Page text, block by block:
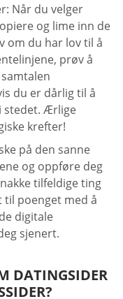
Når du velger
og lime inn de
om du har lov til å
prøv å
du er dårlig til å
stedet. Ærlige
krefter!
på den sanne
og oppføre deg
tilfeldige ting
til poenget med å
digitale
sjenert.
DATINGSIDER